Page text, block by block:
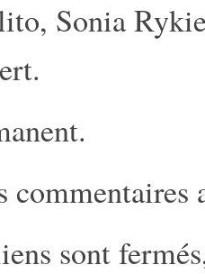
, Sonia
.
.
commentaires
sont